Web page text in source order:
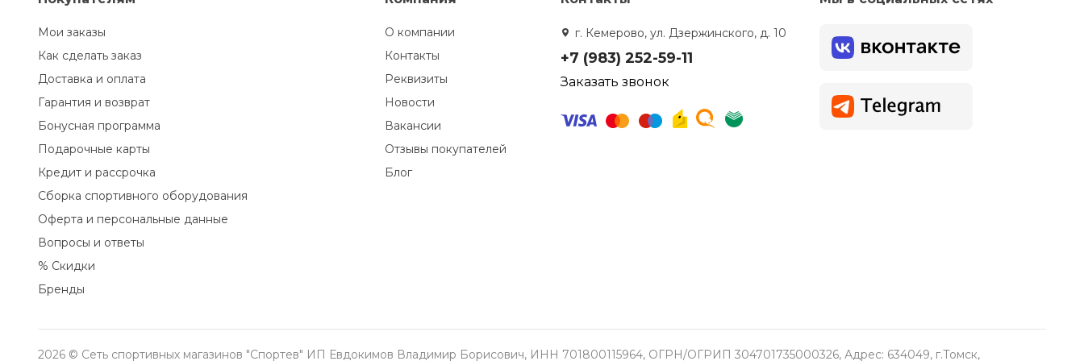
Мои заказы
Как сделать заказ
Доставка и оплата
Гарантия и возврат
Бонусная программа
Подарочные карты
Кредит и рассрочка
Сборка спортивного оборудования
Оферта и персональные данные
Вопросы и ответы
% Скидки
Бренды
О компании
Контакты
Реквизиты
Новости
Вакансии
Отзывы покупателей
Блог
г. Кемерово, ул. Дзержинского, д. 10
+7 (983) 252-59-11
Заказать звонок
2026 © Сеть спортивных магазинов "Спортев" ИП Евдокимов Владимир Борисович, ИНН 701800115964, ОГРН/ОГРИП 304701735000326, Адрес: 634049, г.Томск,